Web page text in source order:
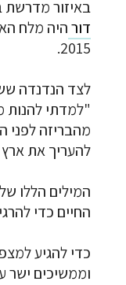
באיזור מדרשת
דור
2015.
לצד הנדנדה
"למדתי להנות
מהבריזה לפני
להעריך את
המילים הללו
החיים כדי
כדי להגיע
וממשיכים ישר